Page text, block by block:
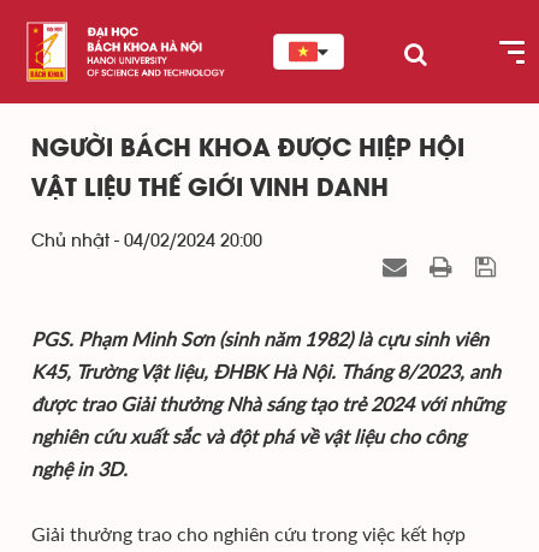
NGƯỜI BÁCH KHOA ĐƯỢC HIỆP HỘI
VẬT LIỆU THẾ GIỚI VINH DANH
Chủ nhật - 04/02/2024 20:00
PGS. Phạm Minh Sơn (sinh năm 1982) là cựu sinh viên
K45, Trường Vật liệu, ĐHBK Hà Nội. Tháng 8/2023, anh
được trao Giải thưởng Nhà sáng tạo trẻ 2024 với những
nghiên cứu xuất sắc và đột phá về vật liệu cho công
nghệ in 3D.
Giải thưởng trao cho nghiên cứu trong việc kết hợp